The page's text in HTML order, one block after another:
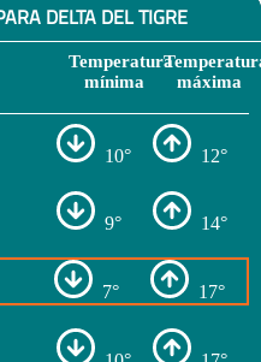
DELTA DEL TIGRE
Temperatura
mínima
máxima
10° 12°
9° 14°
7° 17°